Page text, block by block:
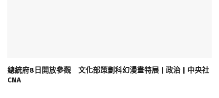
總統府8日開放參觀 文化部策劃科幻漫畫特展 | 政治 | 中央社
CNA